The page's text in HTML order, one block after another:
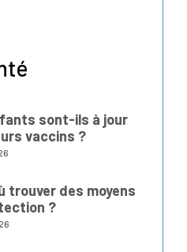
sont-ils à jour
vaccins ?
trouver des moyens
?